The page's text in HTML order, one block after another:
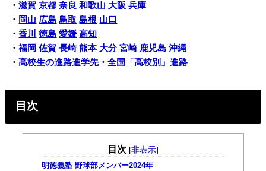
・滋賀 京都 奈良 和歌山 大阪 兵庫
・ 岡山 広島 鳥取 島根 山口
・香川 徳島 愛媛 高知
・福岡 佐賀 長崎 熊本 大分 宮崎 鹿児島 沖縄
・高校生の進路進学先・全国「高校別」進路
目次
目次 [非表示]
明徳義塾 野球部メンバー2024年